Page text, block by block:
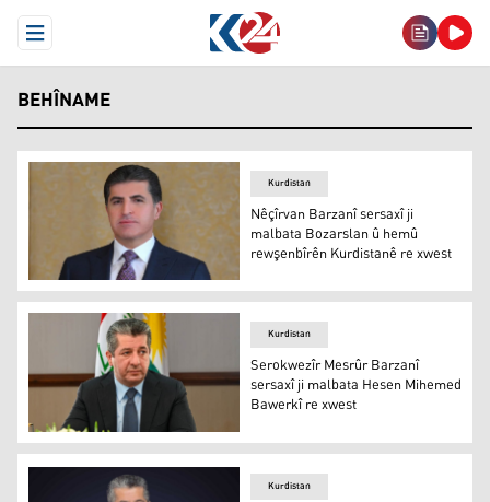
Open Menu
BEHÎNAME
Nêçîrvan Barzanî
Kurdistan
Nêçîrvan Barzanî sersaxî ji
malbata Bozarslan û hemû
rewşenbîrên Kurdistanê re xwest
Mesrûr Barzanî
Kurdistan
Serokwezîr Mesrûr Barzanî
sersaxî ji malbata Hesen Mihemed
Bawerkî re xwest
Kurdistan